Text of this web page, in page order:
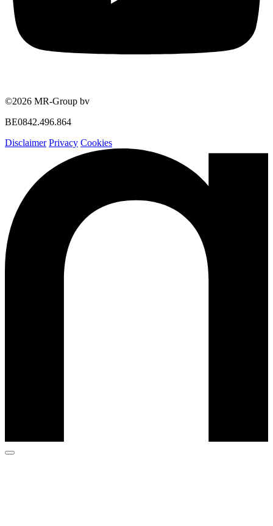
©2026 MR-Group bv
BE0842.496.864
Disclaimer Privacy Cookies